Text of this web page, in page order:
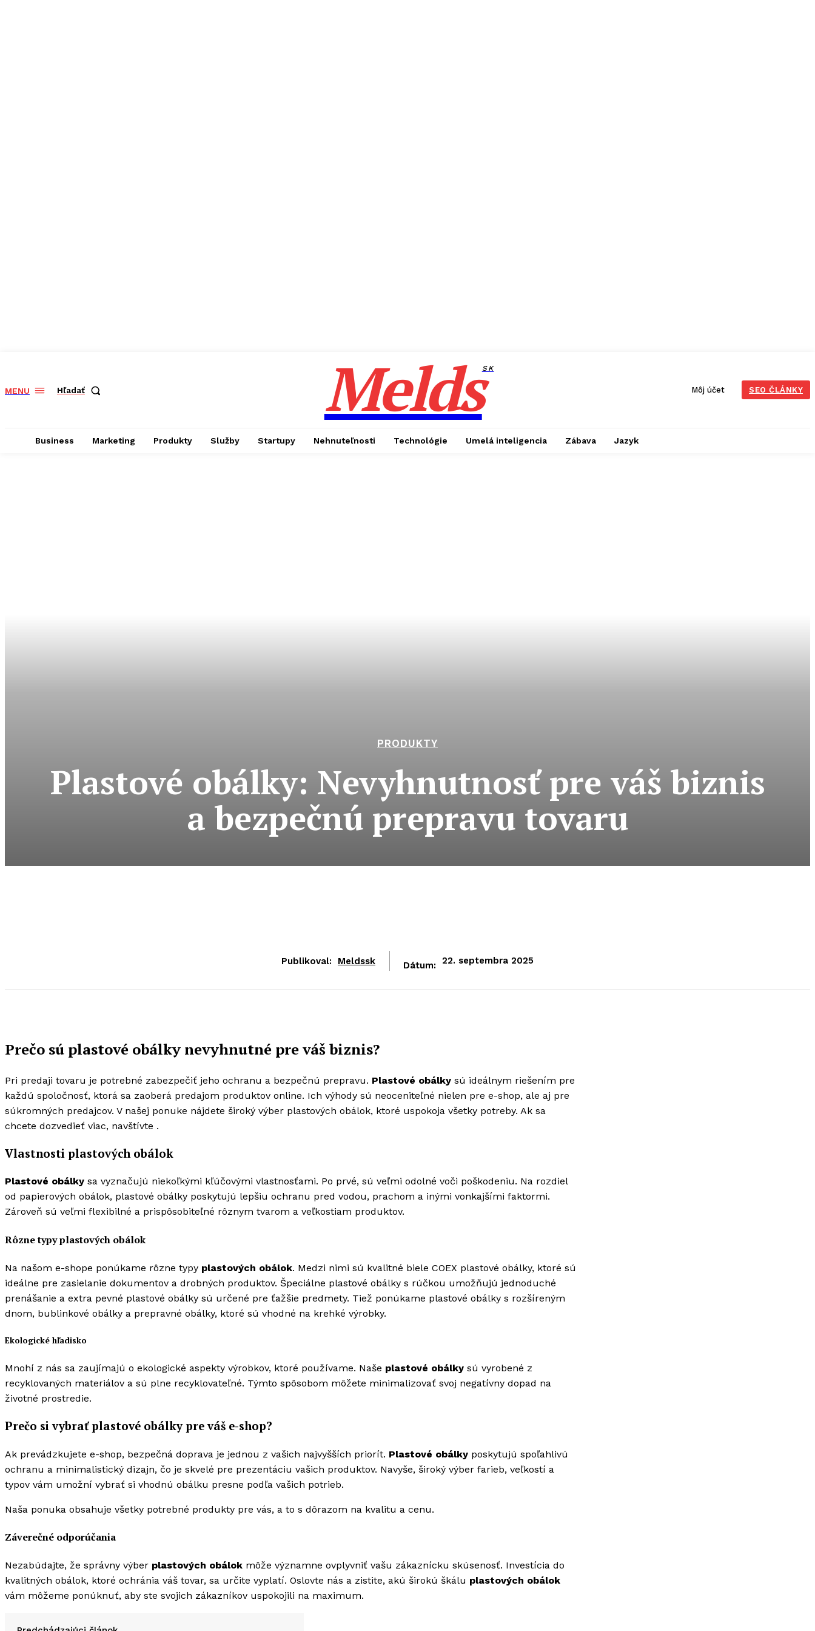
MENU Hľadať MeldsSK
Môj účet SEO ČLÁNKY
Business Marketing Produkty Služby Startupy Nehnuteľnosti Technológie Umelá inteligencia Zábava Jazyk
PRODUKTY
Plastové obálky: Nevyhnutnosť pre váš biznis
a bezpečnú prepravu tovaru
Publikoval: Meldssk Dátum: 22. septembra 2025
Prečo sú plastové obálky nevyhnutné pre váš biznis?
Pri predaji tovaru je potrebné zabezpečiť jeho ochranu a bezpečnú prepravu. Plastové obálky sú ideálnym riešením pre
každú spoločnosť, ktorá sa zaoberá predajom produktov online. Ich výhody sú neoceniteľné nielen pre e-shop, ale aj pre
súkromných predajcov. V našej ponuke nájdete široký výber plastových obálok, ktoré uspokoja všetky potreby. Ak sa
chcete dozvedieť viac, navštívte .
Vlastnosti plastových obálok
Plastové obálky sa vyznačujú niekoľkými kľúčovými vlastnosťami. Po prvé, sú veľmi odolné voči poškodeniu. Na rozdiel
od papierových obálok, plastové obálky poskytujú lepšiu ochranu pred vodou, prachom a inými vonkajšími faktormi.
Zároveň sú veľmi flexibilné a prispôsobiteľné rôznym tvarom a veľkostiam produktov.
Rôzne typy plastových obálok
Na našom e-shope ponúkame rôzne typy plastových obálok. Medzi nimi sú kvalitné biele COEX plastové obálky, ktoré sú
ideálne pre zasielanie dokumentov a drobných produktov. Špeciálne plastové obálky s rúčkou umožňujú jednoduché
prenášanie a extra pevné plastové obálky sú určené pre ťažšie predmety. Tiež ponúkame plastové obálky s rozšíreným
dnom, bublinkové obálky a prepravné obálky, ktoré sú vhodné na krehké výrobky.
Ekologické hľadisko
Mnohí z nás sa zaujímajú o ekologické aspekty výrobkov, ktoré používame. Naše plastové obálky sú vyrobené z
recyklovaných materiálov a sú plne recyklovateľné. Týmto spôsobom môžete minimalizovať svoj negatívny dopad na
životné prostredie.
Prečo si vybrať plastové obálky pre váš e-shop?
Ak prevádzkujete e-shop, bezpečná doprava je jednou z vašich najvyšších priorít. Plastové obálky poskytujú spoľahlivú
ochranu a minimalistický dizajn, čo je skvelé pre prezentáciu vašich produktov. Navyše, široký výber farieb, veľkostí a
typov vám umožní vybrať si vhodnú obálku presne podľa vašich potrieb.
Naša ponuka obsahuje všetky potrebné produkty pre vás, a to s dôrazom na kvalitu a cenu.
Záverečné odporúčania
Nezabúdajte, že správny výber plastových obálok môže významne ovplyvniť vašu zákaznícku skúsenosť. Investícia do
kvalitných obálok, ktoré ochránia váš tovar, sa určite vyplatí. Oslovte nás a zistite, akú širokú škálu plastových obálok
vám môžeme ponúknuť, aby ste svojich zákazníkov uspokojili na maximum.